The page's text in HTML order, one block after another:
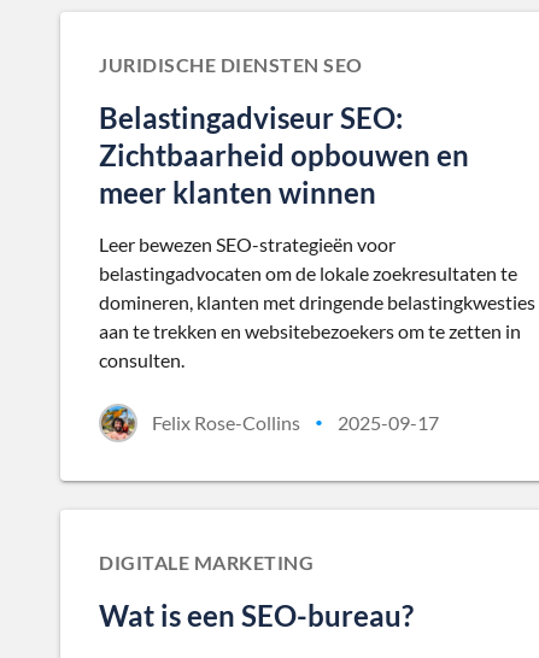
JURIDISCHE DIENSTEN SEO
Belastingadviseur SEO:
Zichtbaarheid opbouwen en
meer klanten winnen
Leer bewezen SEO-strategieën voor
belastingadvocaten om de lokale zoekresultaten te
domineren, klanten met dringende belastingkwesties
aan te trekken en websitebezoekers om te zetten in
consulten.
Felix Rose-Collins • 2025-09-17
DIGITALE MARKETING
Wat is een SEO-bureau?